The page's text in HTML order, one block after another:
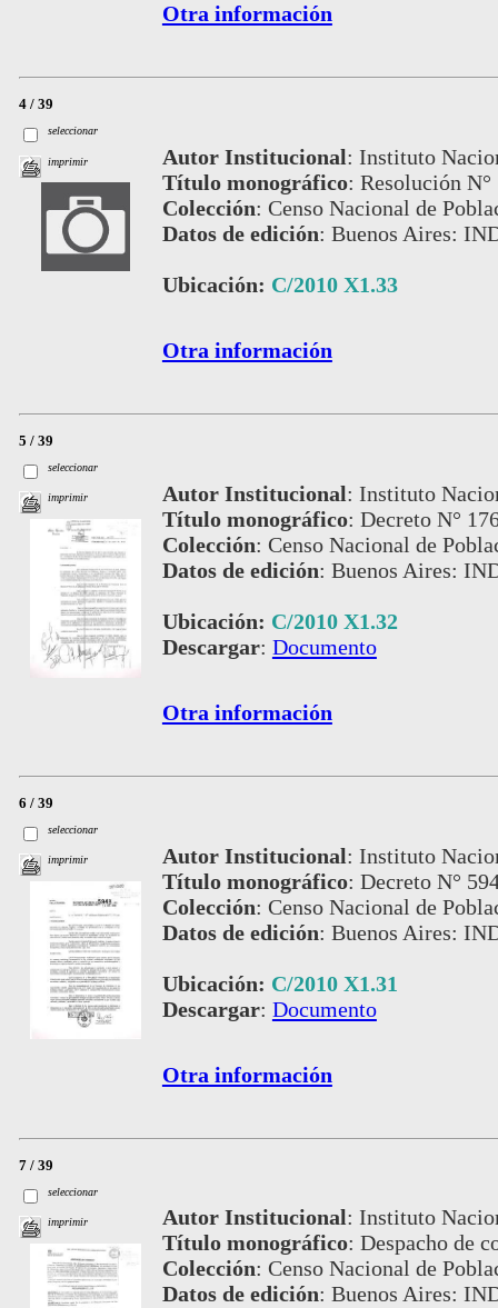
Otra información
4 / 39
seleccionar
imprimir Autor Institucional: Instituto
Título monográfico: Resolución N°
Colección: Censo Nacional de
Datos de edición: Buenos Aires:
Ubicación: C/2010 X1.33
Otra información
5 / 39
seleccionar
imprimir Autor Institucional: Instituto
Título monográfico: Decreto N°
Colección: Censo Nacional de
Datos de edición: Buenos Aires:
Ubicación: C/2010 X1.32
Descargar: Documento
Otra información
6 / 39
seleccionar
imprimir Autor Institucional: Instituto
Título monográfico: Decreto N°
Colección: Censo Nacional de
Datos de edición: Buenos Aires:
Ubicación: C/2010 X1.31
Descargar: Documento
Otra información
7 / 39
seleccionar
imprimir Autor Institucional: Instituto
Título monográfico: Despacho de
Colección: Censo Nacional de
Datos de edición: Buenos Aires: